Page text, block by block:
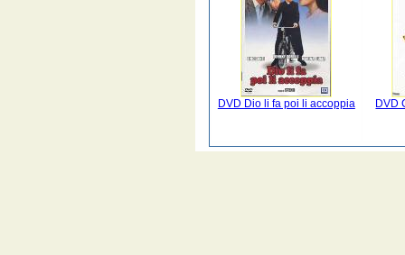
DVD Dio li fa poi li accoppia DVD